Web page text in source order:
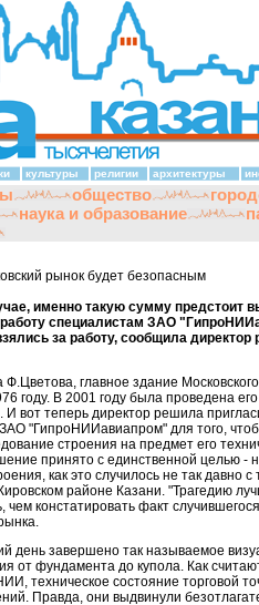
культуры религии архитектуры
общество
наука и образование
рынок будет безопасным
именно такую сумму предстоит
специалистам ЗАО
за работу, сообщила
Ф.Цветова, главное здание
году. В 2001 году была проведена его
И вот теперь директор решила
"ГипроНИИавиапром" для того,
строения на предмет его
принято с единственной целью -
как это случилось не так давно с
районе Казани. "Трагедию
чем констатировать факт
день завершено так называемое
от фундамента до купола. Как
техническое состояние торговой
Правда, они выдвинули